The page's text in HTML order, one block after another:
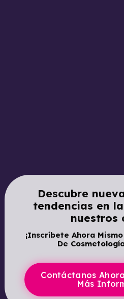
Descubre
tendencias en
nuestros
¡Inscríbete Ahora
De
Contáctanos
Más